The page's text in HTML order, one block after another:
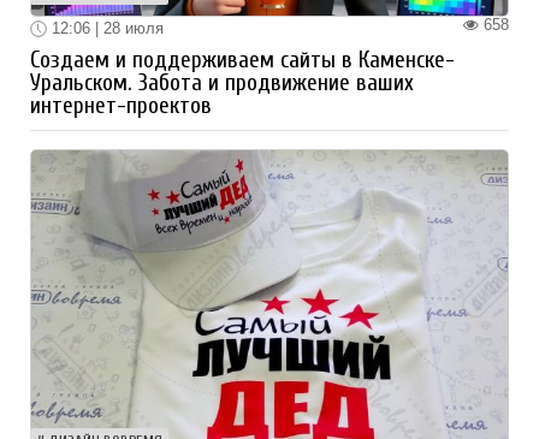
658
12:06 | 28 июля
Создаем и поддерживаем сайты в Каменске-
Уральском. Забота и продвижение ваших
интернет-проектов